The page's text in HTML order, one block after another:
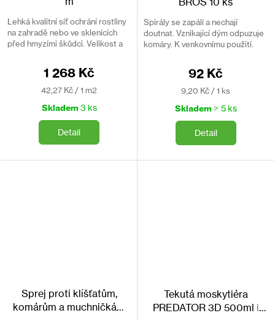
Lehká kvalitní síť ochrání rostliny
na zahradě nebo ve sklenících
před hmyzími škůdci. Velikost a
1 268 Kč
Měrná
42,27 Kč / 1 m2
Skladem 3 ks
Detail
Spirály se zapálí a nechají
doutnat. Vznikající dým odpuzuje
komáry. K venkovnímu použití.
92 Kč
Měrná
9,20 Kč / 1 ks
Skladem > 5 ks
Detail
Sprej proti klíšťatům,
komárům a muchničkám
Tekutá moskytiéra
PREDATOR 3D 500ml i